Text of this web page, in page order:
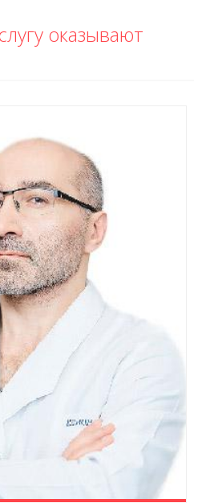
оказывают